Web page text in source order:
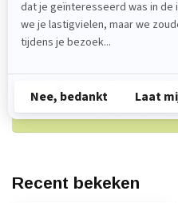
Neem gerust
klantenservice
of+31 (0)85
Recent bekeken